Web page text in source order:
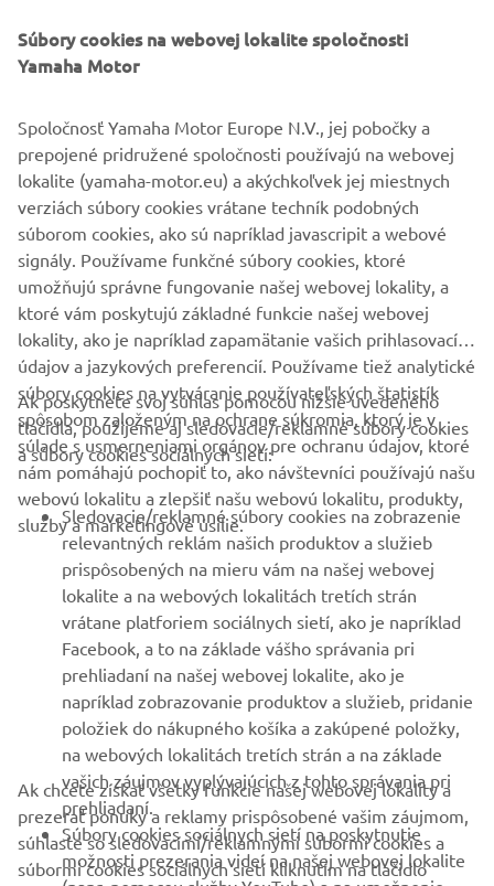
©Yamaha Motor Europe N.V. /Yamaha Motor Co., Ltd.
Informácie ani obrázky na týchto webových stránkach sa
bez výslovného písomného súhlasu spoločnosti Yamaha
Motor Europe N.V. a/alebo spoločnosti Yamaha Motor Co.,
Ltd.
Vždy jazdite bezpečne a dodržiavajte všetky miestne
predpisy o cestnej premávke.
FIREMNÉ STRÁNKY
B2B
VIAC YAMAHA
PODPORA
BULLETIN
Získajte medzi prvými informácie o najnovších ponukách,
špeciálnych akciách, nových verziách a mnoho ďalšieho
PRIHLÁSIŤ SA NA ODBER
Súbory cookies na webovej lokalite spoločnosti
Yamaha Motor
Spoločnosť Yamaha Motor Europe N.V., jej pobočky a
prepojené pridružené spoločnosti používajú na webovej
lokalite (yamaha-motor.eu) a akýchkoľvek jej miestnych
verziách súbory cookies vrátane techník podobných
súborom cookies, ako sú napríklad javascripit a webové
signály. Používame funkčné súbory cookies, ktoré
umožňujú správne fungovanie našej webovej lokality, a
ktoré vám poskytujú základné funkcie našej webovej
lokality, ako je napríklad zapamätanie vašich prihlasovacích
údajov a jazykových preferencií. Používame tiež analytické
súbory cookies na vytváranie používateľských štatistík
spôsobom založeným na ochrane súkromia, ktorý je v
súlade s usmerneniami orgánov pre ochranu údajov, ktoré
nám pomáhajú pochopiť to, ako návštevníci používajú našu
webovú lokalitu a zlepšiť našu webovú lokalitu, produkty,
služby a marketingové úsilie.
Ak poskytnete svoj súhlas pomocou nižšie uvedeného
tlačidla, použijeme aj sledovacie/reklamné súbory cookies
a súbory cookies sociálnych sietí:
Sledovacie/reklamné súbory cookies na zobrazenie
relevantných reklám našich produktov a služieb
prispôsobených na mieru vám na našej webovej
lokalite a na webových lokalitách tretích strán
vrátane platforiem sociálnych sietí, ako je napríklad
Facebook, a to na základe vášho správania pri
prehliadaní na našej webovej lokalite, ako je
napríklad zobrazovanie produktov a služieb, pridanie
položiek do nákupného košíka a zakúpené položky,
na webových lokalitách tretích strán a na základe
vašich záujmov vyplývajúcich z tohto správania pri
prehliadaní.
Súbory cookies sociálnych sietí na poskytnutie
možnosti prezerania videí na našej webovej lokalite
Ak chcete získať všetky funkcie našej webovej lokality a
prezerať ponuky a reklamy prispôsobené vašim záujmom,
súhlaste so sledovacími/reklamnými súbormi cookies a
súbormi cookies sociálnych sietí kliknutím na tlačidlo